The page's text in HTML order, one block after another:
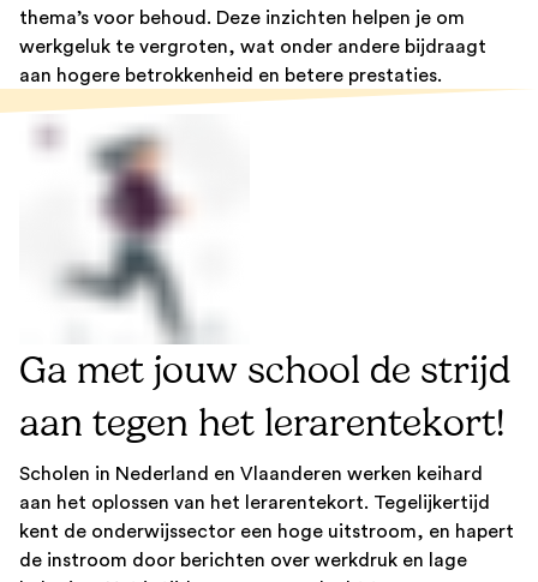
thema’s voor behoud. Deze inzichten helpen je om
werkgeluk te vergroten, wat onder andere bijdraagt
aan hogere betrokkenheid en betere prestaties.
Ga met jouw school de strijd
aan tegen het lerarentekort!
Scholen in Nederland en Vlaanderen werken keihard
aan het oplossen van het lerarentekort. Tegelijkertijd
kent de onderwijssector een hoge uitstroom, en hapert
de instroom door berichten over werkdruk en lage